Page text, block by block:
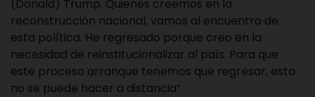
(Donald) Trump. Quienes creemos en la
reconstrucción nacional, vamos al encuentro de
esta política. He regresado porque creo en la
necesidad de reinstitucionalizar al país. Para que
este proceso arranque tenemos que regresar, esto
no se puede hacer a distancia”.